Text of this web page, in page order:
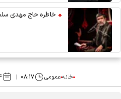
خاطره حاج مهدی
خانهعمومی ۰۸:۱۷